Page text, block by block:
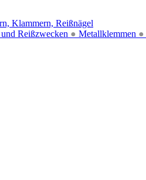
Klammern, Reißnägel
Reißzwecken ● Metallklemmen ●